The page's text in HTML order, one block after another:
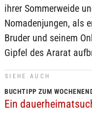
ihrer Sommerweide
Nomadenjungen, als
Bruder und seinem
Gipfel des Ararat
SIEHE AUCH
BUCHTIPP ZUM
Ein